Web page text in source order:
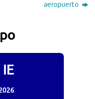
aeropuerto